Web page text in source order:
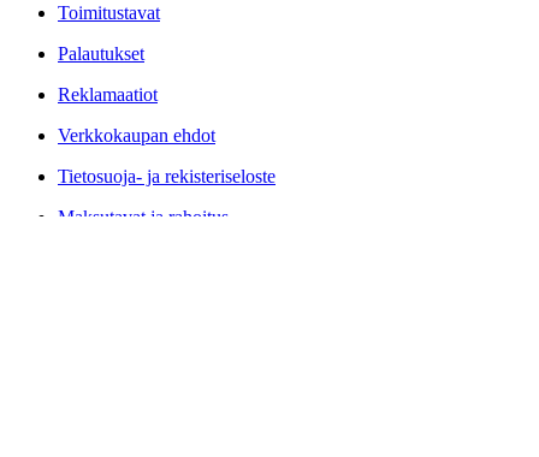
Toimitustavat
Palautukset
Reklamaatiot
Verkkokaupan ehdot
Tietosuoja- ja rekisteriseloste
Maksutavat ja rahoitus